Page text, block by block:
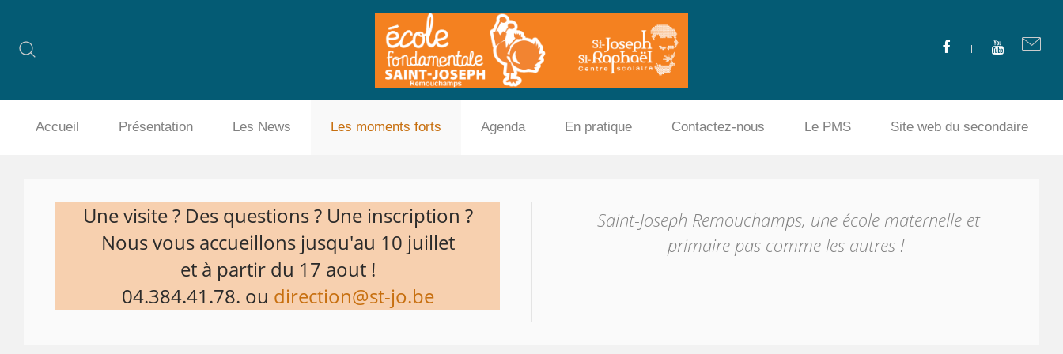
Accueil Présentation Les News Les moments forts Agenda En pratique Contactez-nous Le PMS Site web du secondaire
Une visite ? Des questions ? Une inscription ?
Nous vous accueillons jusqu'au 10 juillet
et à partir du 17 aout !
04.384.41.78. ou direction@st-jo.be
Saint-Joseph Remouchamps, une école maternelle et
primaire pas comme les autres !